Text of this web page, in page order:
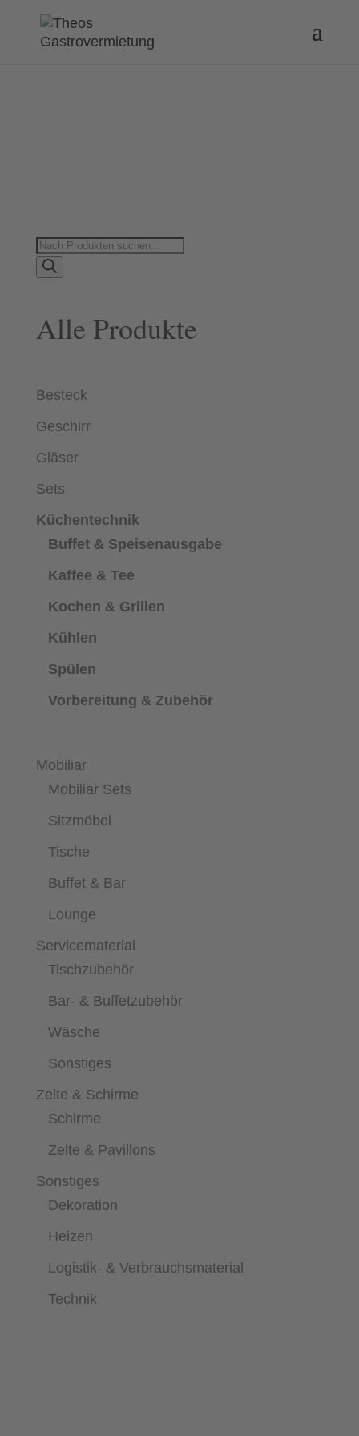
Products
search
Alle Produkte
Besteck
Geschirr
Gläser
Sets
Küchentechnik
Buffet & Speisenausgabe
Kaffee & Tee
Kochen & Grillen
Kühlen
Spülen
Vorbereitung & Zubehör
Mobiliar
Mobiliar Sets
Sitzmöbel
Tische
Buffet & Bar
Lounge
Servicematerial
Tischzubehör
Bar- & Buffetzubehör
Wäsche
Sonstiges
Zelte & Schirme
Schirme
Zelte & Pavillons
Sonstiges
Dekoration
Heizen
Logistik- & Verbrauchsmaterial
Technik